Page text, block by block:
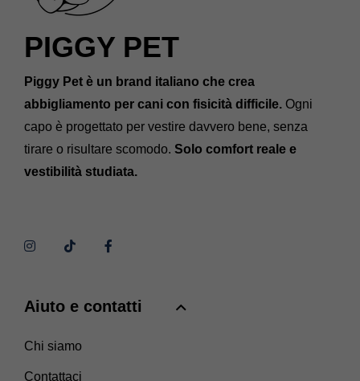
PIGGY PET
Piggy Pet è un brand italiano che crea
abbigliamento per cani con fisicità difficile. Ogni
capo è progettato per vestire davvero bene, senza
tirare o risultare scomodo. Solo comfort reale e
vestibilità studiata.
Aiuto e contatti
Chi siamo
Contattaci